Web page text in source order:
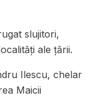
slujitori,
ale țării.
Ilescu, chelar
Maicii